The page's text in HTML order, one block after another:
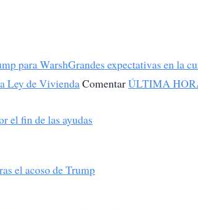
para WarshGrandes expectativas en la
Ley de Vivienda ComentarÚLTIMA
el fin de las ayudas
el acoso de Trump